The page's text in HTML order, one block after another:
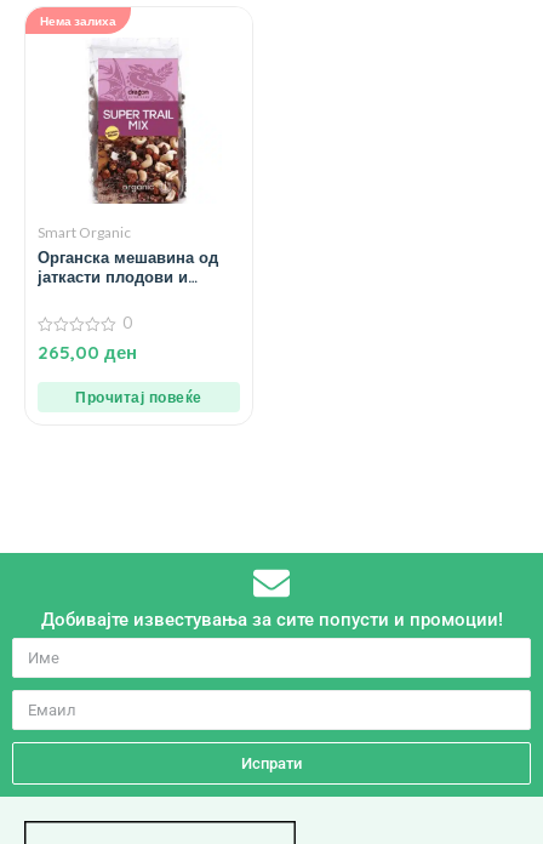
Нема залиха
Smart Organic
Органска мешавина од
јаткасти плодови и
0
од
0
265,00 ден
Прочитај повеќе
Добивајте известувања за сите попусти и промоции!
Испрати